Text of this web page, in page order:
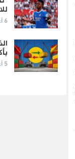
6 أغسطس 2026
5 أغسطس 2026